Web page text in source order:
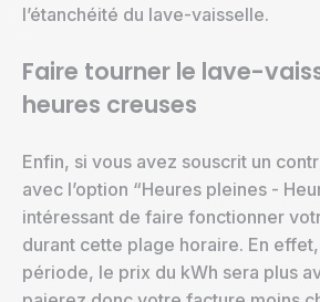
l’étanchéité du lave-vaisselle.
Faire tourner le lave-
heures creuses
Enfin, si vous avez souscrit un
avec l’option “Heures pleines -
intéressant de faire fonctionner
durant cette plage horaire. En
période, le prix du kWh sera plus